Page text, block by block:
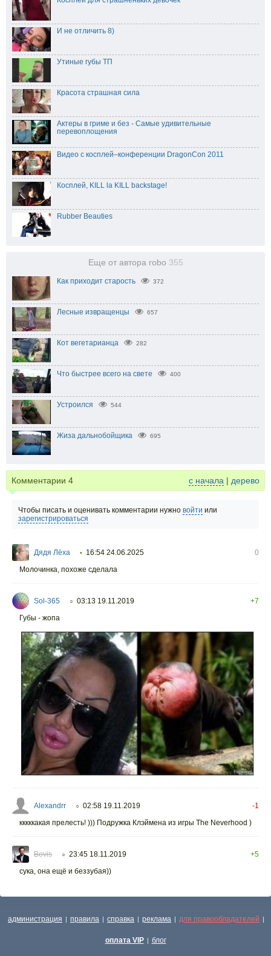
И не отличить 8)
Утиные губы ТП
Красота страшная сила
Актеры в гриме и без - Самые удивительные
перевоплощения
Видео с косплей–конференции DragonCon 2011
Косплей, KILL la KILL backstage!
Rubber Beauties
Еще от автора robo 355
Как приходит старость 372
Лесные извращенцы 657
Кот вегетарианца 282
Что быстрее всего на свете 400
Устроился 544
Жиза дальнобойщика 695
Комментарии 4 с начала | дерево
Чтобы писать и оценивать комментарии нужно войти или
зарегистрироваться
Дядя Лёха • 16:54 24.06.2025
0
Молочинка, похоже сделала
Sol-365 ○ 03:13 19.11.2019
+7
Губы - жопа
Alexandrr ○ 02:58 19.11.2019
-1
кккккакая прелесть! ))) Подружка Клэймена из игры The Neverhood )
Bovis ○ 23:45 18.11.2019
+5
сука, она ещё и беззубая))
администрация | правила | справка | реклама | для правообладателей |
оплата VIP | блог